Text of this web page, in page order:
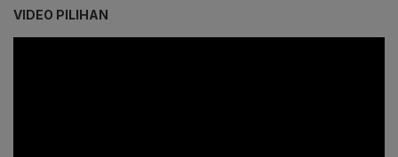
VIDEO PILIHAN